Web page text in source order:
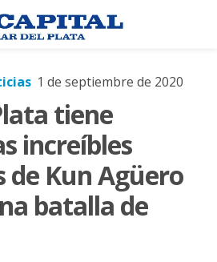
1 de septiembre de 2020
tiene
increíbles
de Kun Agüero
batalla de